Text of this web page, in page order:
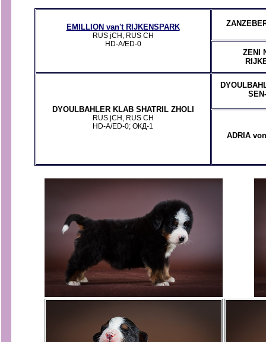
EMILLION van't RIJKENSPARK
RUS jCH, RUS CH
HD-A/ED-0
ZENI
DYOULBAHLER KLAB SHATRIL ZHOLI
RUS jCH, RUS CH
HD-A/ED-0; ОКД-1
ADRIA